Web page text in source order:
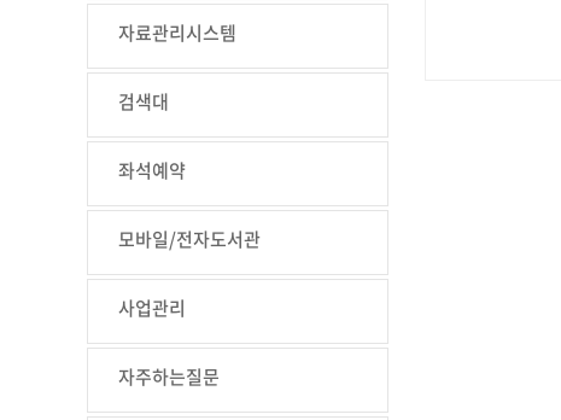
자료관리시스템
검색대
좌석예약
모바일/전자도서관
사업관리
자주하는질문